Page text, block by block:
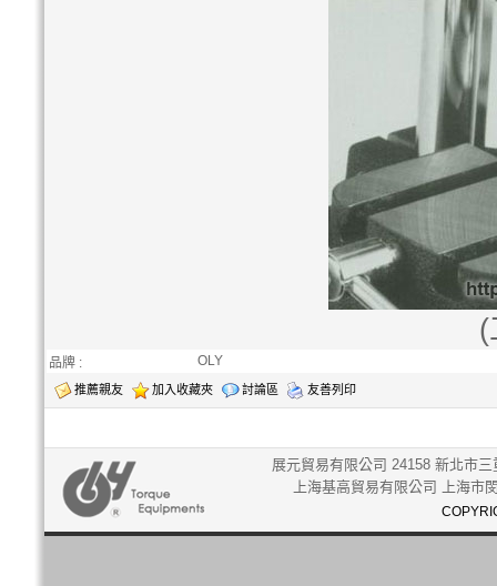
(
品牌 : OLY
推薦親友 加入收藏夾 討論區 友善列印
展元貿易有限公司 24158 新北市
上海基高貿易有限公司 上海